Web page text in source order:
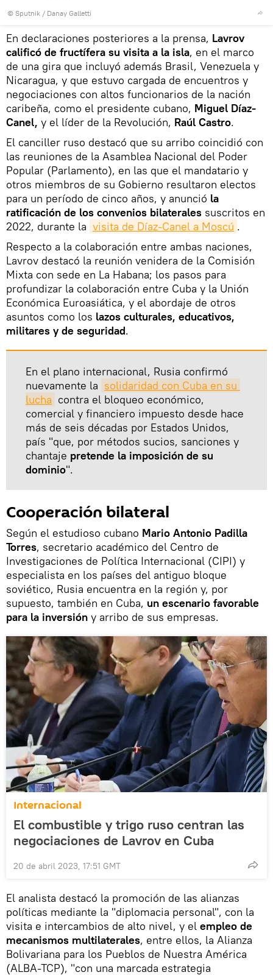
© Sputnik / Danay Galletti
En declaraciones posteriores a la prensa, Lavrov
calificó de fructífera su visita a la isla, en el marco
de una gira que incluyó además Brasil, Venezuela y
Nicaragua, y que estuvo cargada de encuentros y
negociaciones con altos funcionarios de la nación
caribeña, como el presidente cubano, Miguel Díaz-
Canel, y el líder de la Revolución, Raúl Castro.
El canciller ruso destacó que su arribo coincidió con
las reuniones de la Asamblea Nacional del Poder
Popular (Parlamento), en las que el mandatario y
otros miembros de su Gobierno resultaron electos
para un período de cinco años, y anunció la
ratificación de los convenios bilaterales suscritos en
2022, durante la visita de Díaz-Canel a Moscú .
Respecto a la colaboración entre ambas naciones,
Lavrov destacó la reunión venidera de la Comisión
Mixta con sede en La Habana; los pasos para
profundizar la colaboración entre Cuba y la Unión
Económica Euroasiática, y el abordaje de otros
asuntos como los lazos culturales, educativos,
militares y de seguridad.
En el plano internacional, Rusia confirmó
nuevamente la solidaridad con Cuba en su
lucha contra el bloqueo económico,
comercial y financiero impuesto desde hace
más de seis décadas por Estados Unidos,
país "que, por métodos sucios, sanciones y
chantaje pretende la imposición de su
dominio".
Cooperación bilateral
Según el estudioso cubano Mario Antonio Padilla
Torres, secretario académico del Centro de
Investigaciones de Política Internacional (CIPI) y
especialista en los países del antiguo bloque
soviético, Rusia encuentra en la región y, por
supuesto, también en Cuba, un escenario favorable
para la inversión y arribo de sus empresas.
Internacional
El combustible y trigo ruso centran las
negociaciones de Lavrov en Cuba
20 de abril 2023, 17:51 GMT
El analista destacó la promoción de las alianzas
políticas mediante la "diplomacia personal", con la
visita e intercambios de alto nivel, y el empleo de
mecanismos multilaterales, entre ellos, la Alianza
Bolivariana para los Pueblos de Nuestra América
(ALBA-TCP), "con una marcada estrategia